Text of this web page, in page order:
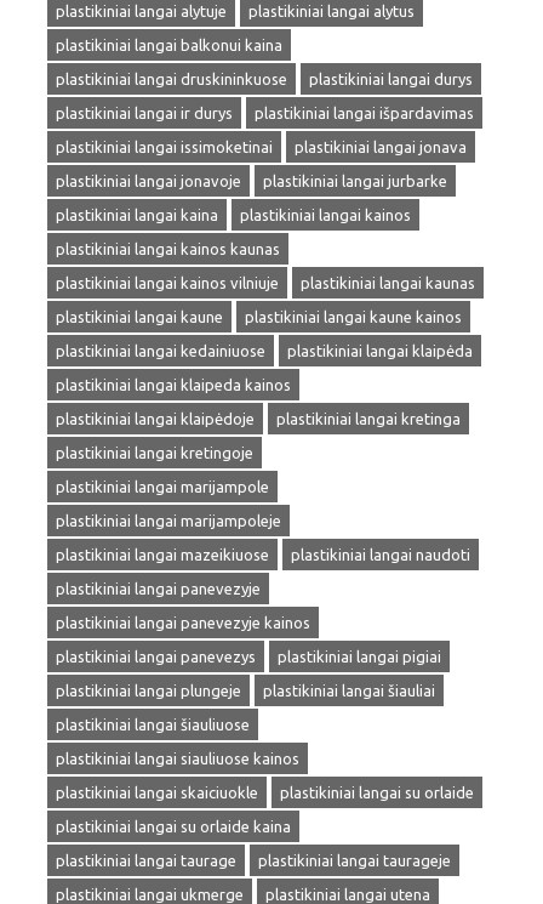
plastikiniai langai alytuje
plastikiniai langai alytus
plastikiniai langai balkonui kaina
plastikiniai langai druskininkuose
plastikiniai langai durys
plastikiniai langai ir durys
plastikiniai langai išpardavimas
plastikiniai langai issimoketinai
plastikiniai langai jonava
plastikiniai langai jonavoje
plastikiniai langai jurbarke
plastikiniai langai kaina
plastikiniai langai kainos
plastikiniai langai kainos kaunas
plastikiniai langai kainos vilniuje
plastikiniai langai kaunas
plastikiniai langai kaune
plastikiniai langai kaune kainos
plastikiniai langai kedainiuose
plastikiniai langai klaipėda
plastikiniai langai klaipeda kainos
plastikiniai langai klaipėdoje
plastikiniai langai kretinga
plastikiniai langai kretingoje
plastikiniai langai marijampole
plastikiniai langai marijampoleje
plastikiniai langai mazeikiuose
plastikiniai langai naudoti
plastikiniai langai panevezyje
plastikiniai langai panevezyje kainos
plastikiniai langai panevezys
plastikiniai langai pigiai
plastikiniai langai plungeje
plastikiniai langai šiauliai
plastikiniai langai šiauliuose
plastikiniai langai siauliuose kainos
plastikiniai langai skaiciuokle
plastikiniai langai su orlaide
plastikiniai langai su orlaide kaina
plastikiniai langai taurage
plastikiniai langai taurageje
plastikiniai langai ukmerge
plastikiniai langai utena